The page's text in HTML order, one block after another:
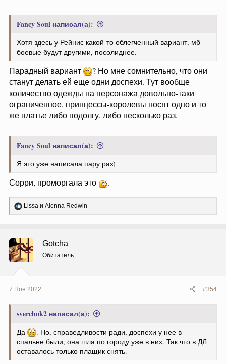
Fancy Soul написал(а):
Хотя здесь у Рейнис какой-то облегченный вариант, мб
боевые будут другими, посолиднее.
Парадный вариант
? Но мне сомнительно, что они
станут делать ей еще одни доспехи. Тут вообще
количество одежды на персонажа довольно-таки
ограниченное, принцессы-королевы носят одно и то
же платье либо подолгу, либо несколько раз.
Fancy Soul написал(а):
Я это уже написала пару раз)
Сорри, проморгала это .
Р
е
ц
и
и
:
Lissa и Alenna Redwin
Gotcha
Обитатель
7 Ноя 2022 #354
sverchok2 написал(а):
Да
. Но, справедливости ради, доспехи у нее в
спальне были, она шла по городу уже в них. Так что в ДЛ
оставалось только плащик снять.